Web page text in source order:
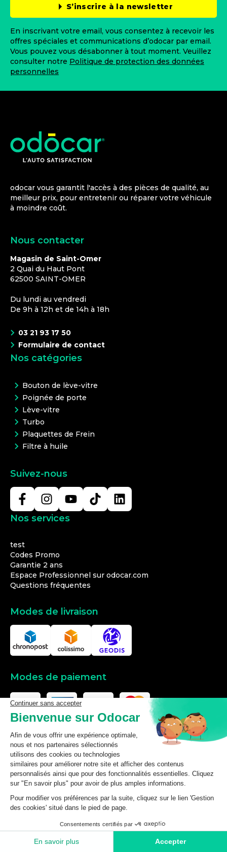
S’inscrire à la newsletter
En inscrivant votre email, vous consentez à recevoir les
offres spéciales et communications d’odocar par email.
Vous pouvez vous désabonner à tout moment. Veuillez
consulter notre Politique de protection des données
personnelles
odocar vous garantit l'accès à des pièces de qualité, au
meilleur prix, pour entretenir ou réparer votre véhicule
à moindre coût.
Nous contacter
Magasin de Saint-Omer
2 Quai du Haut Pont
62500 SAINT-OMER
Du lundi au vendredi
De 9h à 12h et de 14h à 18h
03 21 93 17 50
Formulaire de contact
Nos catégories
Bouton de lève-vitre
Poignée de porte
Lève-vitre
Turbo
Plaquettes de Frein
Filtre à huile
Suivez-nous
Nos services
test
Codes Promo
Garantie 2 ans
Espace Professionnel sur odocar.com
Questions fréquentes
Modes de livraison
Modes de paiement
Les données affichées ici, particulièrement la base de donnée
données ou la base de données complète, de laisser un tiers les
exploiter, ni de les rendre accessible à un tiers, sans accord
droits d’auteur et fera l’objet de poursuites.